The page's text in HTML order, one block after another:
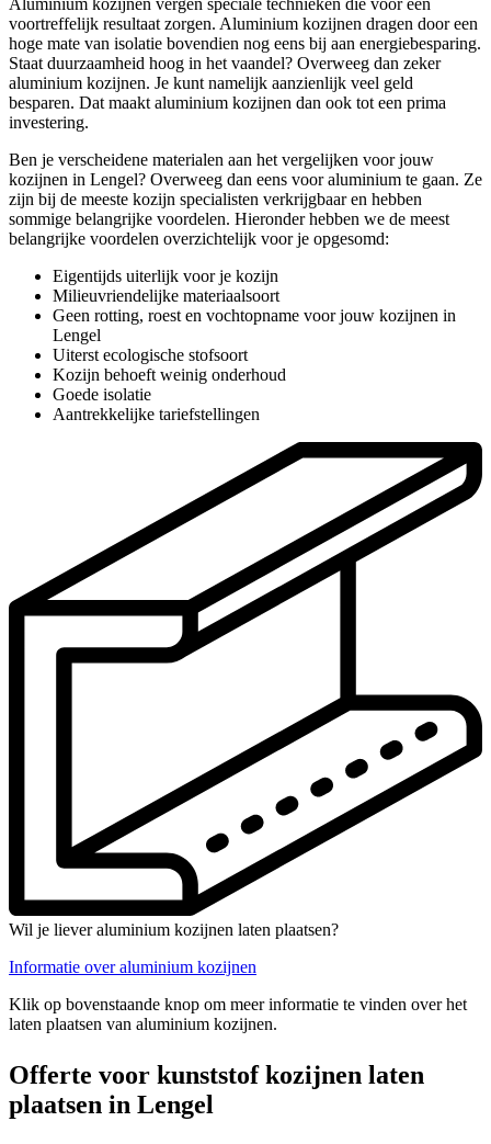
Aluminium kozijnen vergen speciale technieken die voor een
voortreffelijk resultaat zorgen. Aluminium kozijnen dragen door een
hoge mate van isolatie bovendien nog eens bij aan energiebesparing.
Staat duurzaamheid hoog in het vaandel? Overweeg dan zeker
aluminium kozijnen. Je kunt namelijk aanzienlijk veel geld
besparen. Dat maakt aluminium kozijnen dan ook tot een prima
investering.
Ben je verscheidene materialen aan het vergelijken voor jouw
kozijnen in Lengel? Overweeg dan eens voor aluminium te gaan. Ze
zijn bij de meeste kozijn specialisten verkrijgbaar en hebben
sommige belangrijke voordelen. Hieronder hebben we de meest
belangrijke voordelen overzichtelijk voor je opgesomd:
Eigentijds uiterlijk voor je kozijn
Milieuvriendelijke materiaalsoort
Geen rotting, roest en vochtopname voor jouw kozijnen in
Lengel
Uiterst ecologische stofsoort
Kozijn behoeft weinig onderhoud
Goede isolatie
Aantrekkelijke tariefstellingen
Wil je liever aluminium kozijnen laten plaatsen?
Informatie over aluminium kozijnen
Klik op bovenstaande knop om meer informatie te vinden over het
laten plaatsen van aluminium kozijnen.
Offerte voor kunststof kozijnen laten
plaatsen in Lengel